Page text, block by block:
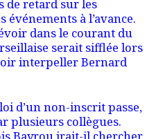
de retard sur les
à l’avance.
dans le courant du
serait sifflée lors
interpeller Bernard
d’un non-inscrit passe,
plusieurs collègues.
Bayrou irait-il chercher